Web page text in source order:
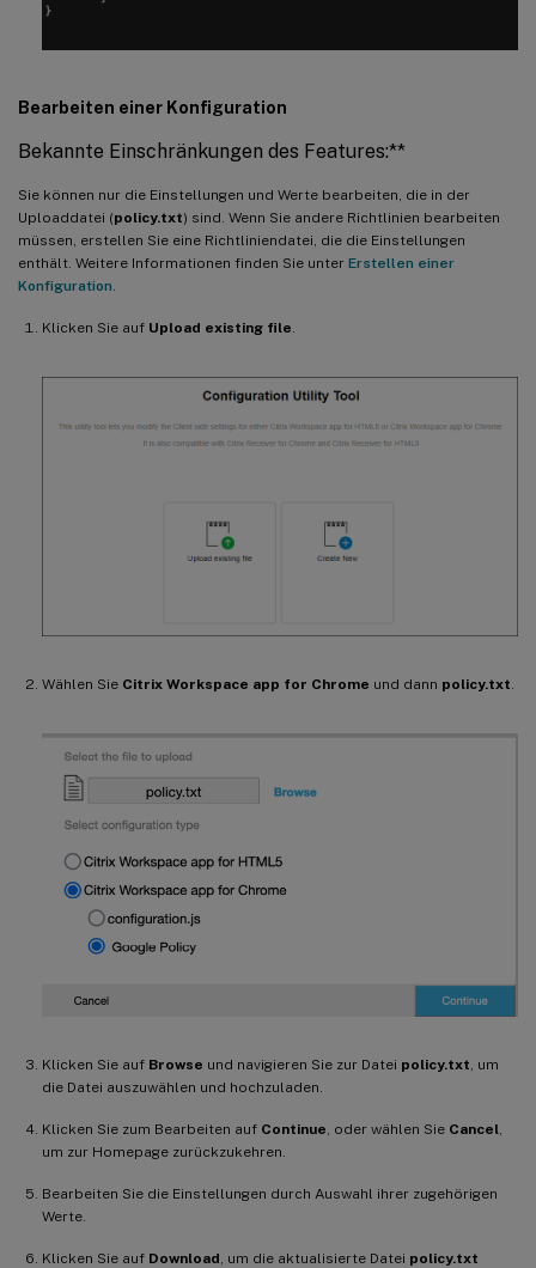
Bearbeiten einer Konfiguration
Bekannte Einschränkungen des Features:**
Sie können nur die Einstellungen und Werte bearbeiten, die in der
Uploaddatei (policy.txt) sind. Wenn Sie andere Richtlinien bearbeiten
müssen, erstellen Sie eine Richtliniendatei, die die Einstellungen
enthält. Weitere Informationen finden Sie unter Erstellen einer
Konfiguration.
Klicken Sie auf Upload existing file.
Wählen Sie Citrix Workspace app for Chrome und dann policy.txt.
Klicken Sie auf Browse und navigieren Sie zur Datei policy.txt, um
die Datei auszuwählen und hochzuladen.
Klicken Sie zum Bearbeiten auf Continue, oder wählen Sie Cancel,
um zur Homepage zurückzukehren.
Bearbeiten Sie die Einstellungen durch Auswahl ihrer zugehörigen
Werte.
Klicken Sie auf Download, um die aktualisierte Datei policy.txt